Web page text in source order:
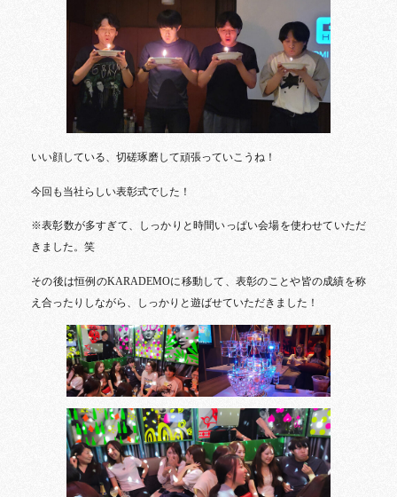
いい顔している、切磋琢磨して頑張っていこうね！
今回も当社らしい表彰式でした！
※表彰数が多すぎて、しっかりと時間いっぱい会場を使わせていただ
きました。笑
その後は恒例のKARADEMOに移動して、表彰のことや皆の成績を称
え合ったりしながら、しっかりと遊ばせていただきました！